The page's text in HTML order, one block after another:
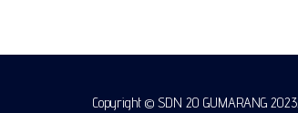
Copyright © SDN 20 GUMARANG